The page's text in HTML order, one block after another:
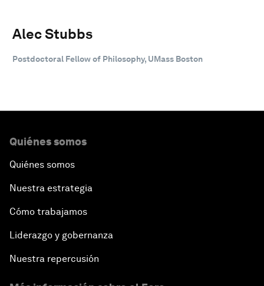
Alec Stubbs
Postdoctoral Fellow of Philosophy, UMass Boston
Quiénes somos
Quiénes somos
Nuestra estrategia
Cómo trabajamos
Liderazgo y gobernanza
Nuestra repercusión